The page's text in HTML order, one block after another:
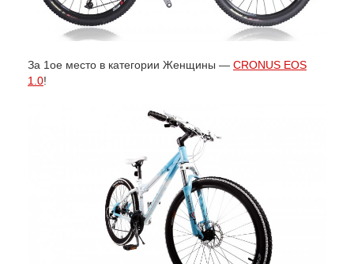
За 1ое место в категории Женщины — CRONUS EOS
1.0!